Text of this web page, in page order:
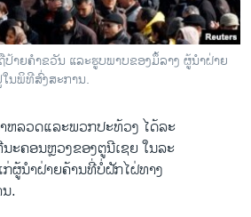
າຍຄຳຂວັນ ແລະຮູບພາບຂອງມຶ້ລາງ ຜູ້ນໍາຝ່າຍ
ນພິທີສົ່ງສະການ.
ຫລວດ​ແລະ​ພວກ​ປະ​ທ້ວງ ​ໄດ້​ລະ
ະຄອນຫຼວງຂອງ​ຕູ​ນີ​ເຊຍ ​ໃນ​ລະ
ຜູ້​ນໍາ​ຝ່າຍ​ຄ້ານທີ່​ບໍ່​ຝັກ​ໄຝ່ທາງ
.